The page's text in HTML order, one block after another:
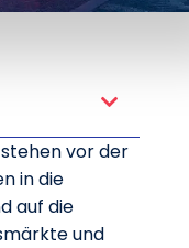
vor der
in die
auf die
und